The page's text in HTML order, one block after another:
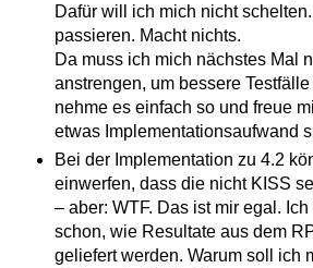
Dafür will ich mich nicht
passieren. Macht nichts.
Da muss ich mich nächstes Mal
anstrengen, um bessere
nehme es einfach so und freue
etwas Implementationsaufwand
Bei der Implementation zu 4.2
einwerfen, dass die nicht KISS
– aber: WTF. Das ist mir egal.
schon, wie Resultate aus dem
geliefert werden. Warum soll ich